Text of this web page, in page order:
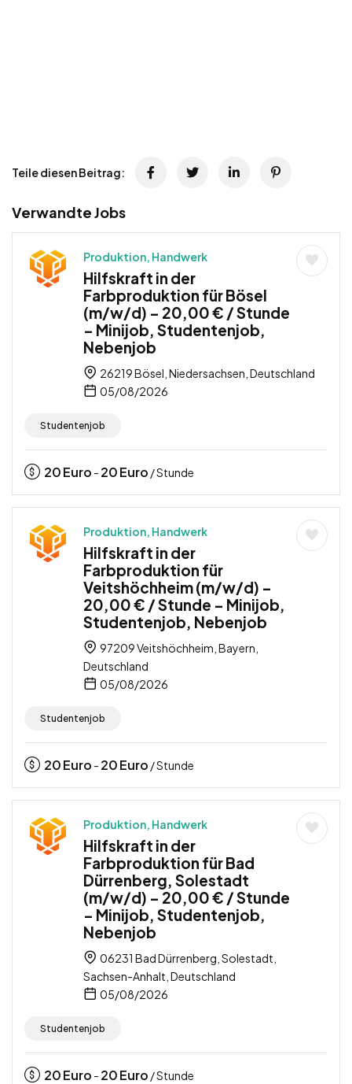
Teile diesen Beitrag:
Verwandte Jobs
Produktion, Handwerk
Hilfskraft in der
Farbproduktion für Bösel
(m/w/d) – 20,00 € / Stunde
– Minijob, Studentenjob,
Nebenjob
26219 Bösel, Niedersachsen, Deutschland
05/08/2026
Studentenjob
20Euro - 20Euro / Stunde
Produktion, Handwerk
Hilfskraft in der
Farbproduktion für
Veitshöchheim (m/w/d) –
20,00 € / Stunde – Minijob,
Studentenjob, Nebenjob
97209 Veitshöchheim, Bayern,
Deutschland
05/08/2026
Studentenjob
20Euro - 20Euro / Stunde
Produktion, Handwerk
Hilfskraft in der
Farbproduktion für Bad
Dürrenberg, Solestadt
(m/w/d) – 20,00 € / Stunde
– Minijob, Studentenjob,
Nebenjob
06231 Bad Dürrenberg, Solestadt,
Sachsen-Anhalt, Deutschland
05/08/2026
Studentenjob
20Euro - 20Euro / Stunde